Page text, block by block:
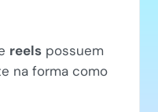
reels possuem
na forma como